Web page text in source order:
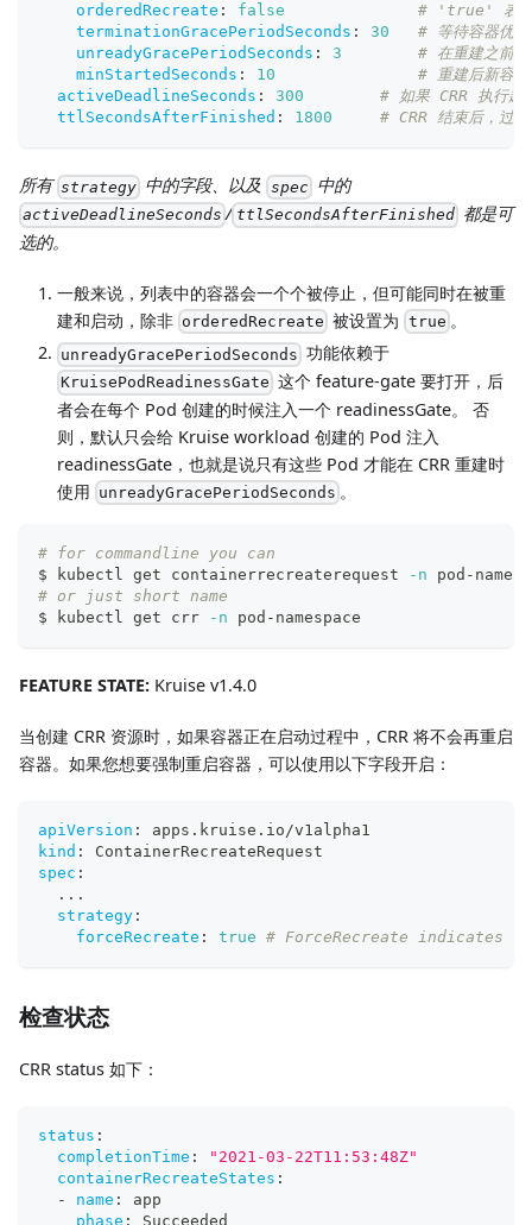
orderedRecreate : false
# 'true' 表示要
terminationGracePeriodSeconds : 30
# 等待容器优
unreadyGracePeriodSeconds : 3
# 在重建之前
minStartedSeconds : 10
# 重建后新容器
activeDeadlineSeconds : 300
# 如果 CRR 执行超
ttlSecondsAfterFinished : 1800 # CRR 结束后，过
所有 strategy 中的字段、以及 spec 中的
activeDeadlineSeconds / ttlSecondsAfterFinished 都是可
选的。
一般来说，列表中的容器会一个个被停止，但可能同时在被重
建和启动，除非 orderedRecreate 被设置为 true 。
unreadyGracePeriodSeconds 功能依赖于
KruisePodReadinessGate 这个 feature-gate 要打开，后
者会在每个 Pod 创建的时候注入一个 readinessGate。 否
则，默认只会给 Kruise workload 创建的 Pod 注入
readinessGate，也就是说只有这些 Pod 才能在 CRR 重建时
使用 unreadyGracePeriodSeconds 。
# for commandline you can
$ kubectl get containerrecreaterequest
-n pod-
# or just short name
$ kubectl get crr
-n pod-namespace
FEATURE STATE: Kruise v1.4.0
当创建 CRR 资源时，如果容器正在启动过程中，CRR 将不会再重启
容器。如果您想要强制重启容器，可以使用以下字段开启：
apiVersion :
apps.kruise.io/v1alpha1
kind :
ContainerRecreateRequest
spec :
...
strategy :
forceRecreate : true # ForceRecreate
检查状态
CRR status 如下：
status :
completionTime :
"2021-03-22T11:53:48Z"
containerRecreateStates :
-
name :
app
phase : Succeeded